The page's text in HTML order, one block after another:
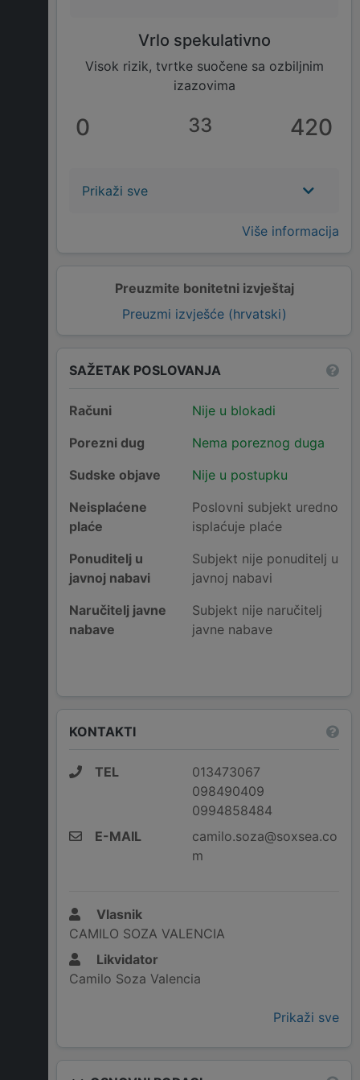
Preuzmite bonitetni izvještaj
Preuzmi izvješće (hrvatski)
Vrlo spekulativno
Visok rizik, tvrtke suočene sa ozbiljnim
izazovima
0 33 420
Prikaži sve
Više informacija
SAŽETAK POSLOVANJA
Računi
Nije u blokadi
Porezni dug
Nema poreznog duga
Sudske objave
Nije u postupku
Neisplaćene
plaće
Poslovni subjekt uredno
isplaćuje plaće
Ponuditelj u
javnoj nabavi
Subjekt nije ponuditelj u
javnoj nabavi
Naručitelj javne
nabave
Subjekt nije naručitelj
javne nabave
KONTAKTI
TEL
013473067
098490409
0994858484
E-MAIL
camilo.soza@soxsea.co
m
Vlasnik
CAMILO SOZA VALENCIA
Likvidator
Camilo Soza Valencia
Prikaži sve